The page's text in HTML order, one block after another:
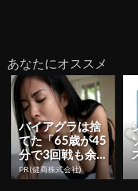
あなたにオススメ
バイアグラは捨
てた「65歳が45
分で3回戦も余
裕」980円で朝
まで絶好調！
PR(健商株式会社)